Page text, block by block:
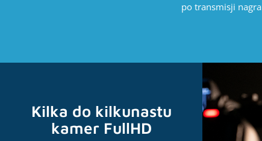
po transmisji
Kilka do kilkunastu
kamer FullHD